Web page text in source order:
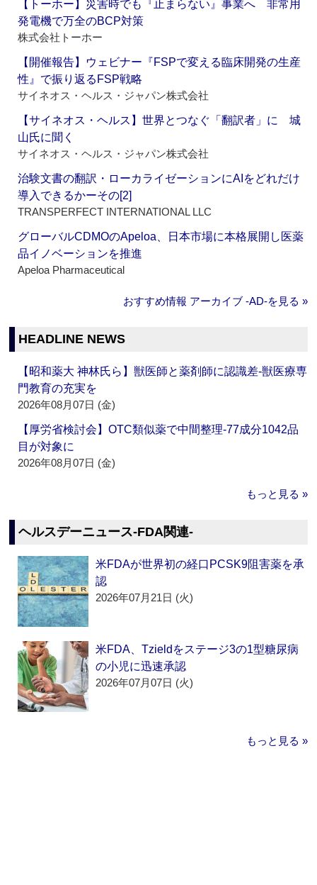
【トーホー】災害時でも『止まらない』事業へ 非常用
発電機で万全のBCP対策
株式会社トーホー
【開催報告】ウェビナー『FSPで変える臨床開発の生産
性』で振り返るFSP戦略
サイネオス・ヘルス・ジャパン株式会社
【サイネオス・ヘルス】世界とつなぐ「翻訳者」に 城
山氏に聞く
サイネオス・ヘルス・ジャパン株式会社
治験文書の翻訳・ローカライゼーションにAIをどれだけ
導入できるかーその[2]
TRANSPERFECT INTERNATIONAL LLC
グローバルCDMOのApeloa、日本市場に本格展開し医薬
品イノベーションを推進
Apeloa Pharmaceutical
おすすめ情報 アーカイブ ‐AD‐を見る »
HEADLINE NEWS
【昭和薬大 神林氏ら】獣医師と薬剤師に認識差‐獣医療専
門教育の充実を
2026年08月07日 (金)
【厚労省検討会】OTC類似薬で中間整理‐77成分1042品
目が対象に
2026年08月07日 (金)
もっと見る »
ヘルスデーニュース‐FDA関連‐
米FDAが世界初の経口PCSK9阻害薬を承
認
2026年07月21日 (火)
米FDA、Tzieldをステージ3の1型糖尿病
の小児に迅速承認
2026年07月07日 (火)
もっと見る »